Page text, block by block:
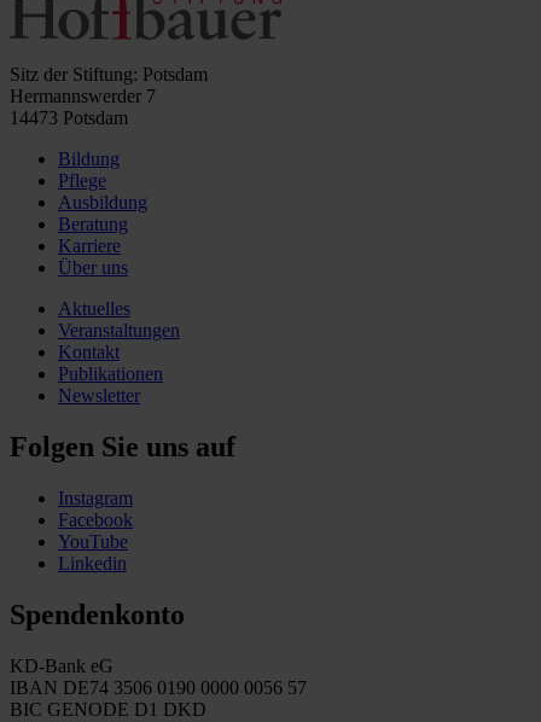
Sitz der Stiftung: Potsdam
Hermannswerder 7
14473 Potsdam
Bildung
Pflege
Ausbildung
Beratung
Karriere
Über uns
Aktuelles
Veranstaltungen
Kontakt
Publikationen
Newsletter
Folgen Sie uns auf
Instagram
Facebook
YouTube
Linkedin
Spendenkonto
KD-Bank eG
IBAN DE74 3506 0190 0000 0056 57
BIC GENODE D1 DKD